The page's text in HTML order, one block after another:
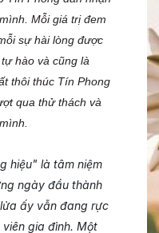
Mỗi giá trị đem
sự hài lòng được
hào và cũng là
thôi thúc Tín Phong
qua thử thách và
hiệu" là tâm niệm
ngày đầu thành
ấy vẫn đang rực
gia đình. Một